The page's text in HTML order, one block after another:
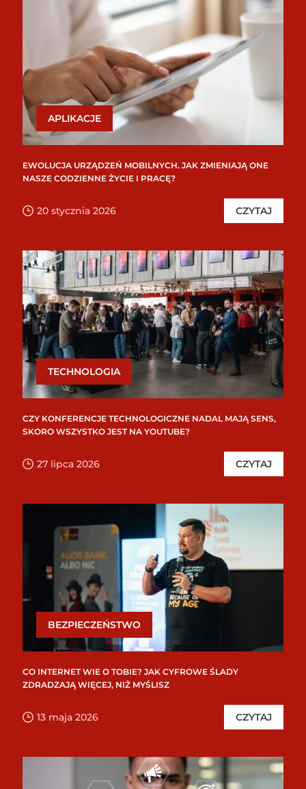
APLIKACJE
EWOLUCJA URZĄDZEŃ MOBILNYCH. JAK ZMIENIAJĄ ONE
NASZE CODZIENNE ŻYCIE I PRACĘ?
20 stycznia 2026 CZYTAJ
TECHNOLOGIA
CZY KONFERENCJE TECHNOLOGICZNE NADAL MAJĄ SENS,
SKORO WSZYSTKO JEST NA YOUTUBE?
27 lipca 2026 CZYTAJ
BEZPIECZEŃSTWO
CO INTERNET WIE O TOBIE? JAK CYFROWE ŚLADY
ZDRADZAJĄ WIĘCEJ, NIŻ MYŚLISZ
13 maja 2026 CZYTAJ